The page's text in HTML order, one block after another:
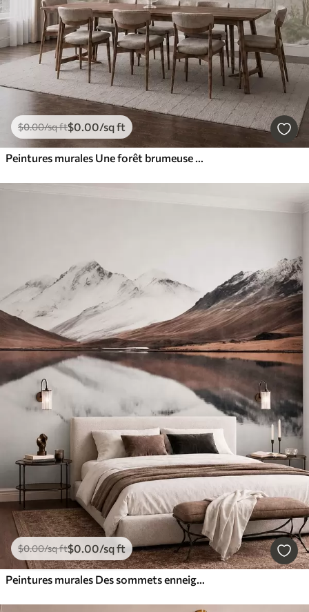
$0.00/sq ft$0.00/sq ft
Peintures murales Une forêt brumeuse au bord d'un plan d'eau paisible, dans des tons pastel naturels et doux
$0.00/sq ft$0.00/sq ft
Peintures murales Des sommets enneigés et un lac paisible aux reflets miroitants